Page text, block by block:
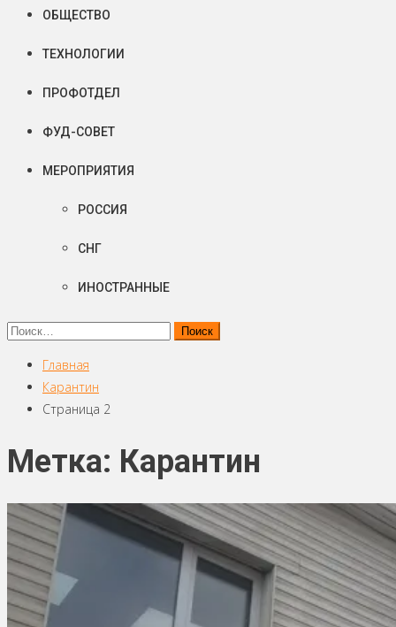
ОБЩЕСТВО
ТЕХНОЛОГИИ
ПРОФОТДЕЛ
ФУД-СОВЕТ
МЕРОПРИЯТИЯ
РОССИЯ
СНГ
ИНОСТРАННЫЕ
Найти:
Главная
Карантин
Страница 2
Метка: Карантин